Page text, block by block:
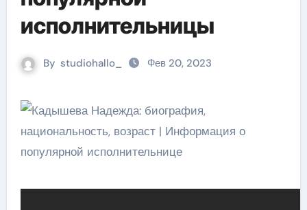
исполнительницы
By studiohallo_ Фев 20, 2023